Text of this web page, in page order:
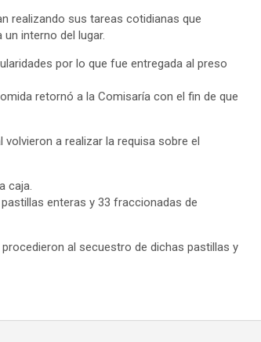
realizando sus tareas cotidianas que
interno del lugar.
por lo que fue entregada al preso
retornó a la Comisaría con el fin de que
a realizar la requisa sobre el
caja.
enteras y 33 fraccionadas de
al secuestro de dichas pastillas y